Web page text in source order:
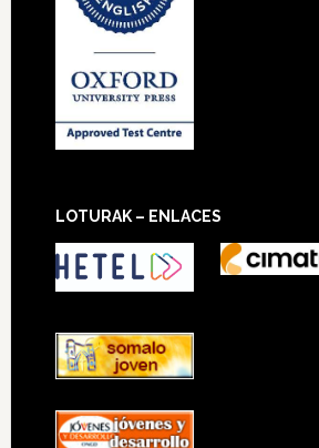
LOTURAK – ENLACES